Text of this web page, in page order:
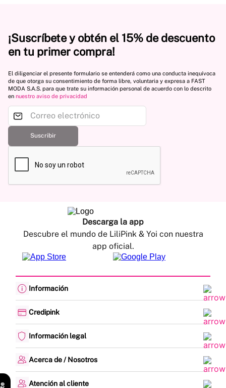
¡Suscríbete y obtén el 15% de descuento
en tu primer compra!
El diligenciar el presente formulario se entenderá como una conducta inequívoca
de que otorga su consentimiento de forma libre, voluntaria y expresa a FAST
MODA S.A.S. para que trate su información personal de acuerdo con lo descrito
en nuestro aviso de privacidad
Suscribir
Descarga la app
Descubre el mundo de LiliPink & Yoi con nuestra
app oficial.
Información
Política de envíos
Centro de Ayuda
Preguntas frecuentes
Encuesta de Satisfacción
Credipink
Paga aquí tu Credi-Pink
Actualización de datos
Información legal
Política de tratamiento de datos personales
Acerca de / Nosotros
Nuestras tiendas
Atención al cliente